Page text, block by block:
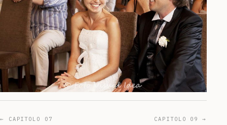
← CAPITOLO 07 CAPITOLO 09 →